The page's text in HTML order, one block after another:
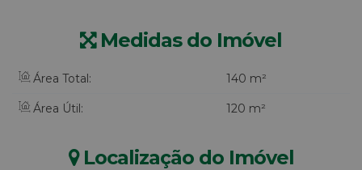
Medidas do Imóvel
Área Total: 140 m²
Área Útil: 120 m²
Localização do Imóvel